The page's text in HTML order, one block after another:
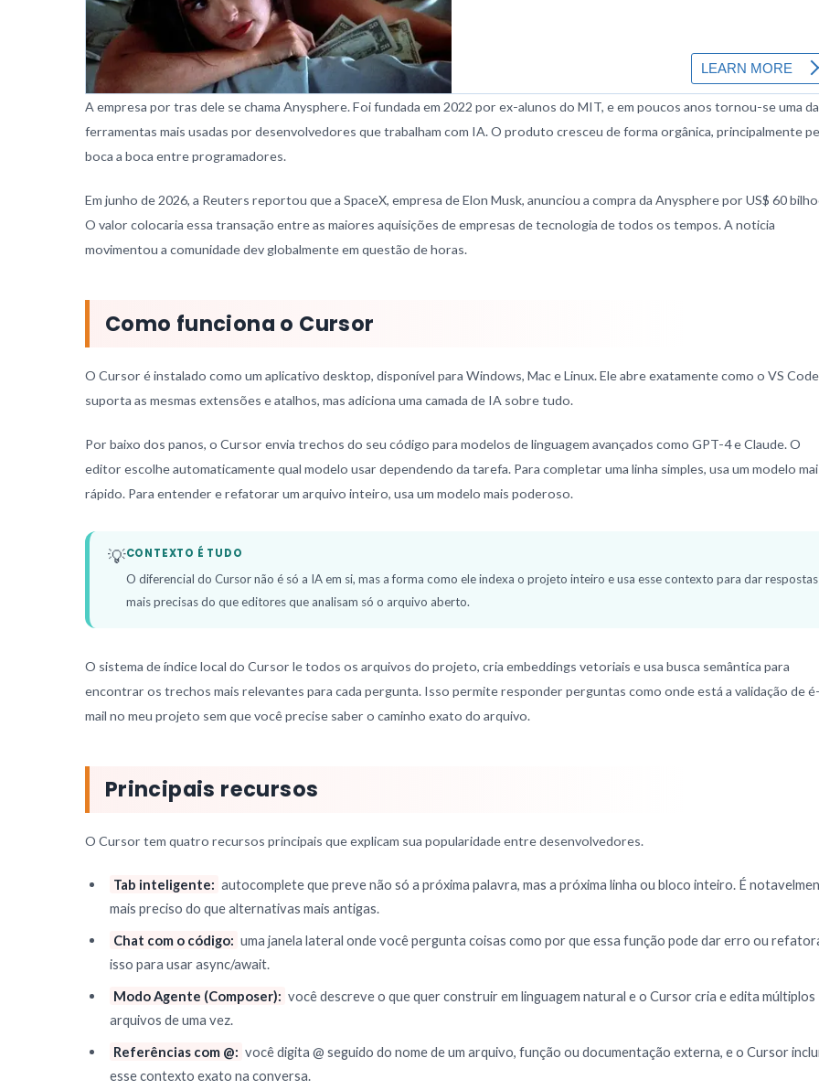
A empresa por tras dele se chama Anysphere. Foi fundada em 2022 por ex-alunos do MIT, e em poucos anos tornou-se uma
ferramentas mais usadas por desenvolvedores que trabalham com IA. O produto cresceu de forma orgânica, principalmente
boca a boca entre programadores.
Em junho de 2026, a Reuters reportou que a SpaceX, empresa de Elon Musk, anunciou a compra da Anysphere por US$ 60
O valor colocaria essa transação entre as maiores aquisições de empresas de tecnologia de todos os tempos. A noticia
movimentou a comunidade dev globalmente em questão de horas.
Como funciona o Cursor
O Cursor é instalado como um aplicativo desktop, disponível para Windows, Mac e Linux. Ele abre exatamente como o VS
suporta as mesmas extensões e atalhos, mas adiciona uma camada de IA sobre tudo.
Por baixo dos panos, o Cursor envia trechos do seu código para modelos de linguagem avançados como GPT-4 e Claude. O
editor escolhe automaticamente qual modelo usar dependendo da tarefa. Para completar uma linha simples, usa um modelo
rápido. Para entender e refatorar um arquivo inteiro, usa um modelo mais poderoso.
💡CONTEXTO É TUDO
O diferencial do Cursor não é só a IA em si, mas a forma como ele indexa o projeto inteiro e usa esse contexto para dar respostas
mais precisas do que editores que analisam só o arquivo aberto.
O sistema de índice local do Cursor le todos os arquivos do projeto, cria embeddings vetoriais e usa busca semântica para
encontrar os trechos mais relevantes para cada pergunta. Isso permite responder perguntas como onde está a validação de
mail no meu projeto sem que você precise saber o caminho exato do arquivo.
Principais recursos
O Cursor tem quatro recursos principais que explicam sua popularidade entre desenvolvedores.
Tab inteligente: autocomplete que preve não só a próxima palavra, mas a próxima linha ou bloco inteiro. É
mais preciso do que alternativas mais antigas.
Chat com o código: uma janela lateral onde você pergunta coisas como por que essa função pode dar erro ou
isso para usar async/await.
Modo Agente (Composer): você descreve o que quer construir em linguagem natural e o Cursor cria e edita múltiplos
arquivos de uma vez.
Referências com @: você digita @ seguido do nome de um arquivo, função ou documentação externa, e o Cursor
esse contexto exato na conversa.